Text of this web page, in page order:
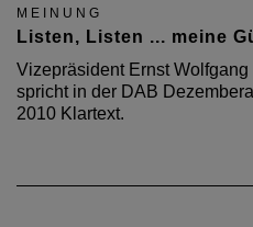
MEINUNG
Listen, Listen ... meine
Vizepräsident Ernst
spricht in der DAB
2010 Klartext.